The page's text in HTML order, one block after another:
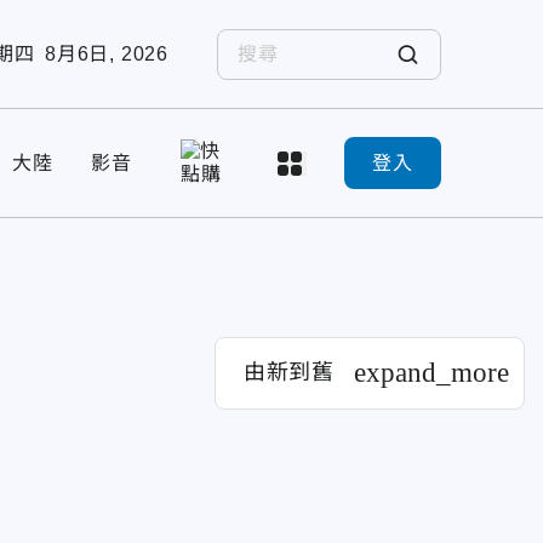
四 8月6日, 2026
大陸 影音 登入
由新到舊 expand_more